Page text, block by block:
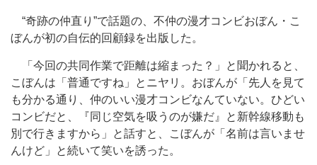
“奇跡の仲直り”で話題の、不仲の漫才コンビおぼん・こ
ぼんが初の自伝的回顧録を出版した。
「今回の共同作業で距離は縮まった？」と聞かれると、
こぼんは「普通ですね」とニヤリ。おぼんが「先人を見て
も分かる通り、仲のいい漫才コンビなんていない。ひどい
コンビだと、『同じ空気を吸うのが嫌だ』と新幹線移動も
別で行きますから」と話すと、こぼんが「名前は言いませ
んけど」と続いて笑いを誘った。